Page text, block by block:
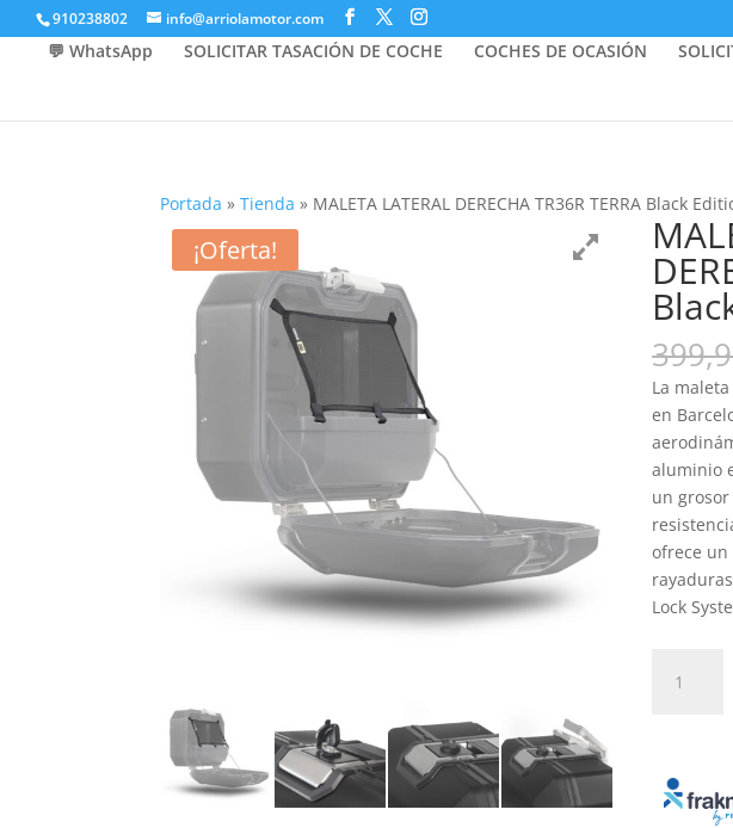
910238802 info@arriolamotor.com
💬 WhatsApp SOLICITAR TASACIÓN DE COCHE COCHES DE OCASIÓN
Portada »Tienda » MALETA LATERAL DERECHA TR36R TERRA Black
¡Oferta!
La
en
aluminio
un
ofrece un
Lock
LATERAL
Black